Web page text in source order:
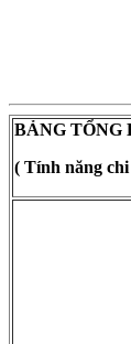
BẢNG TỔNG
( Tính năng